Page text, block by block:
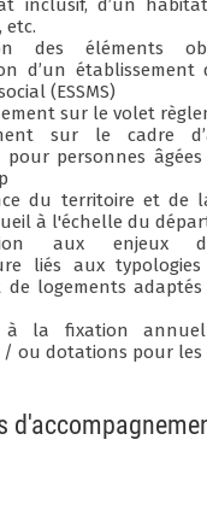
inclusif, d’un
etc.
des éléments
d’un établissement
(ESSMS)
sur le volet
sur le cadre
pour personnes
du territoire et de
à l'échelle du
aux enjeux
liés aux typologies
de logements
à la fixation
/ ou dotations pour les